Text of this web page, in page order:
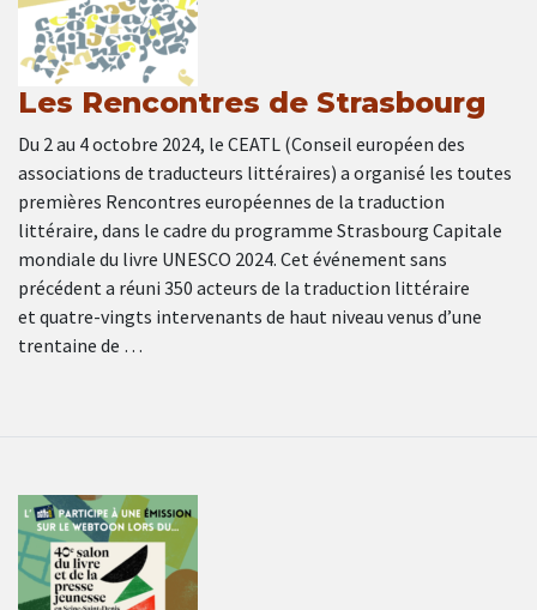
Les Rencontres de Strasbourg
Du 2 au 4 octobre 2024, le CEATL (Conseil européen des
associations de traducteurs littéraires) a organisé les toutes
premières Rencontres européennes de la traduction
littéraire, dans le cadre du programme Strasbourg Capitale
mondiale du livre UNESCO 2024. Cet événement sans
précédent a réuni 350 acteurs de la traduction littéraire
et quatre-vingts intervenants de haut niveau venus d’une
trentaine de …